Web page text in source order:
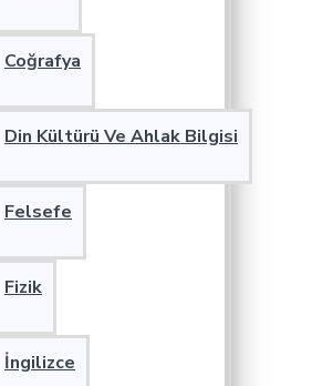
Coğrafya
Din Kültürü Ve Ahlak Bilgisi
Felsefe
Fizik
İngilizce